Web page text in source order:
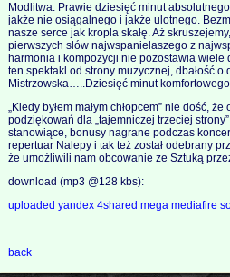
Modlitwa. Prawie dziesięć minut
jakże nie osiągalnego i jakże ulotnego.
nasze serce jak kropla skałę. Aż
pierwszych słów najwspanielaszego z
harmonia i kompozycji nie pozostawia
ten spektakl od strony muzycznej, dbałość
Mistrzowska…..Dziesięć minut
„Kiedy byłem małym chłopcem” nie dość,
podziękowań dla „tajemniczej trzeciej
stanowiące, bonusy nagrane podczas
repertuar Nalepy i tak też został odebrany
że umożliwili nam obcowanie ze Sztuką
download (mp3 @128 kbs):
uploadedyandex4sharedmegamediafire
back